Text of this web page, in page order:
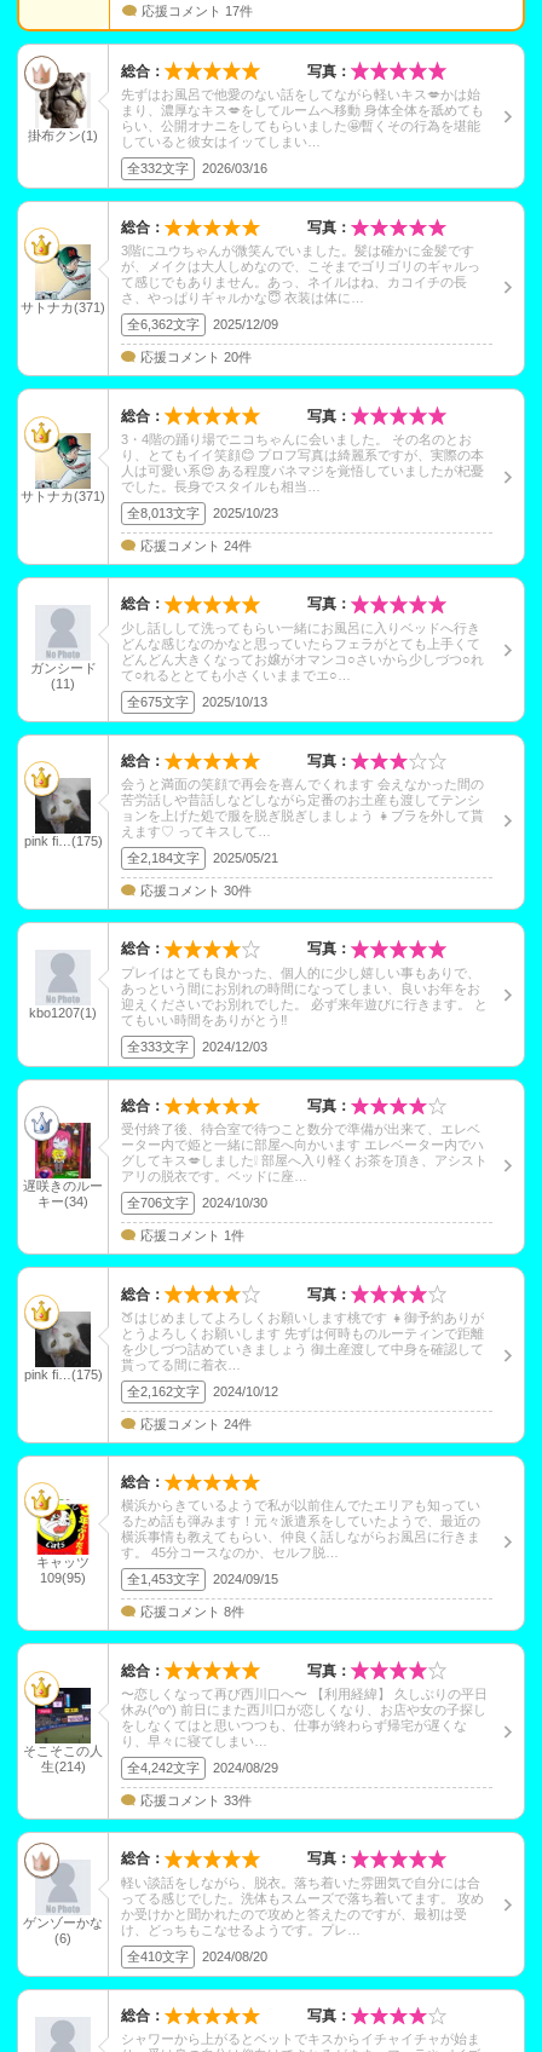
応援コメント 17件
掛布クン(1)
総合： 写真：
先ずはお風呂で他愛のない話をしてながら軽いキス💋かは始
まり、濃厚なキス💋をしてルームへ移動 身体全体を舐めても
らい、公開オナニをしてもらいました🤩暫くその行為を堪能
していると彼女はイッてしまい…
全332文字
2026/03/16
サトナカ(371)
総合： 写真：
3階にユウちゃんが微笑んでいました。髪は確かに金髪です
が、メイクは大人しめなので、こそまでゴリゴリのギャルっ
て感じでもありません。あっ、ネイルはね、カコイチの長
さ、やっぱりギャルかな😇 衣装は体に…
全6,362文字
2025/12/09
応援コメント 20件
サトナカ(371)
総合： 写真：
3・4階の踊り場でニコちゃんに会いました。 その名のとお
り、とてもイイ笑顔😊 プロフ写真は綺麗系ですが、実際の本
人は可愛い系😍 ある程度パネマジを覚悟していましたが杞憂
でした。長身でスタイルも相当…
全8,013文字
2025/10/23
応援コメント 24件
ガンシード
(11)
総合： 写真：
少し話しして洗ってもらい一緒にお風呂に入りベッドへ行き
どんな感じなのかなと思っていたらフェラがとても上手くて
どんどん大きくなってお嬢がオマンコ○さいから少しづつ○れ
て○れるととても小さくいままでエ○…
全675文字
2025/10/13
pink fi…(175)
総合： 写真：
会うと満面の笑顔で再会を喜んでくれます 会えなかった間の
苦労話しや昔話しなどしながら定番のお土産も渡してテンシ
ョンを上げた処で服を脱ぎ脱ぎしましょう 👧ブラを外して貰
えます♡ ってキスして…
全2,184文字
2025/05/21
応援コメント 30件
kbo1207(1)
総合： 写真：
プレイはとても良かった、個人的に少し嬉しい事もありで、
あっという間にお別れの時間になってしまい、良いお年をお
迎えくださいでお別れでした。 必ず来年遊びに行きます。 と
てもいい時間をありがとう‼️
全333文字
2024/12/03
遅咲きのルー
キー(34)
総合： 写真：
受付終了後、待合室で待つこと数分で準備が出来て、エレベ
ーター内で姫と一緒に部屋へ向かいます エレベーター内でハ
グしてキス💋しました❕ 部屋へ入り軽くお茶を頂き、アシスト
アリの脱衣です。ベッドに座…
全706文字
2024/10/30
応援コメント 1件
pink fi…(175)
総合： 写真：
🍑はじめましてよろしくお願いします桃です 👧御予約ありが
とうよろしくお願いします 先ずは何時ものルーティンで距離
を少しづつ詰めていきましょう 御土産渡して中身を確認して
貰ってる間に着衣…
全2,162文字
2024/10/12
応援コメント 24件
キャッツ
109(95)
総合：
横浜からきているようで私が以前住んでたエリアも知ってい
るため話も弾みます！元々派遣系をしていたようで、最近の
横浜事情も教えてもらい、仲良く話しながらお風呂に行きま
す。 45分コースなのか、セルフ脱…
全1,453文字
2024/09/15
応援コメント 8件
そこそこの人
生(214)
総合： 写真：
〜恋しくなって再び西川口へ〜 【利用経緯】 久しぶりの平日
休み(^o^) 前日にまた西川口が恋しくなり、お店や女の子探し
をしなくてはと思いつつも、仕事が終わらず帰宅が遅くな
り、早々に寝てしまい…
全4,242文字
2024/08/29
応援コメント 33件
ゲンゾーかな
(6)
総合： 写真：
軽い談話をしながら、脱衣。落ち着いた雰囲気で自分には合
ってる感じでした。洗体もスムーズで落ち着いてます。 攻め
か受けかと聞かれたので攻めと答えたのですが、最初は受
け、どっちもこなせるようです。プレ…
全410文字
2024/08/20
総合： 写真：
シャワーから上がるとベットでキスからイチャイチャが始ま